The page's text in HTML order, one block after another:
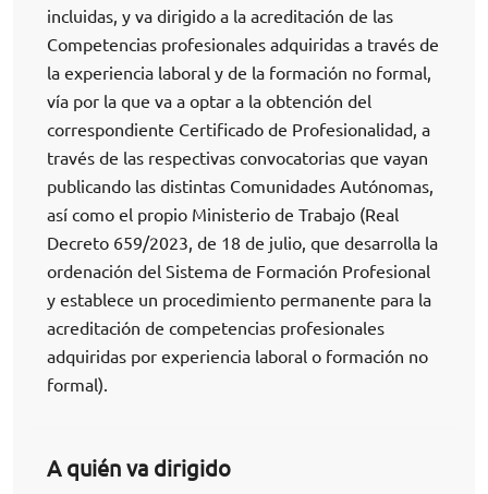
incluidas, y va dirigido a la acreditación de las
Competencias profesionales adquiridas a través de
la experiencia laboral y de la formación no formal,
vía por la que va a optar a la obtención del
correspondiente Certificado de Profesionalidad, a
través de las respectivas convocatorias que vayan
publicando las distintas Comunidades Autónomas,
así como el propio Ministerio de Trabajo (Real
Decreto 659/2023, de 18 de julio, que desarrolla la
ordenación del Sistema de Formación Profesional
y establece un procedimiento permanente para la
acreditación de competencias profesionales
adquiridas por experiencia laboral o formación no
formal).
A quién va dirigido